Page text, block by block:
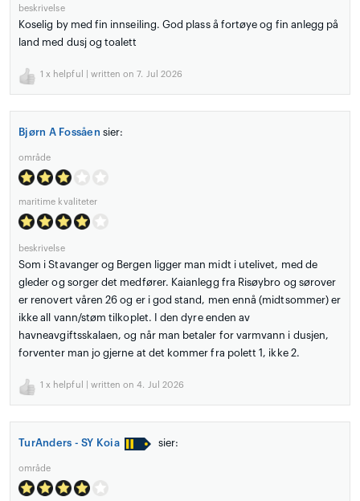
beskrivelse
Koselig by med fin innseiling. God plass å fortøye og fin anlegg på
land med dusj og toalett
1 x helpful | written on 7. Jul 2026
Bjørn A Fossåen sier:
område
maritime kvaliteter
beskrivelse
Som i Stavanger og Bergen ligger man midt i utelivet, med de
gleder og sorger det medfører. Kaianlegg fra Risøybro og sørover
er renovert våren 26 og er i god stand, men ennå (midtsommer) er
ikke all vann/støm tilkoplet. I den dyre enden av
havneavgiftsskalaen, og når man betaler for varmvann i dusjen,
forventer man jo gjerne at det kommer fra polett 1, ikke 2.
1 x helpful | written on 4. Jul 2026
TurAnders - SY Koia sier:
område